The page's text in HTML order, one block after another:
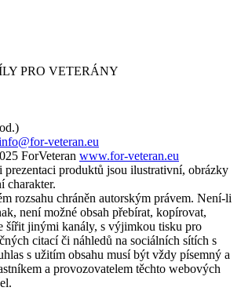
PRO VETERÁNY
veteran.eu
ForVeteran www.for-veteran.eu
prezentaci produktů jsou ilustrativní, obrázky
charakter.
rozsahu chráněn autorským právem. Není-li
není možné obsah přebírat, kopírovat,
šířit jinými kanály, s výjimkou tisku pro
citací či náhledů na sociálních sítích s
s užitím obsahu musí být vždy písemný a
a provozovatelem těchto webových